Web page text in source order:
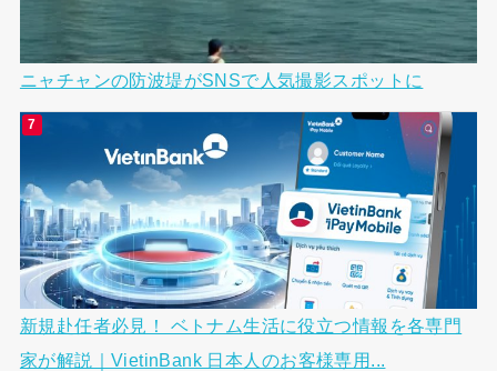
ニャチャンの防波堤がSNSで人気撮影スポットに
新規赴任者必見！ ベトナム生活に役立つ情報を各専門
家が解説｜VietinBank 日本人のお客様専用...